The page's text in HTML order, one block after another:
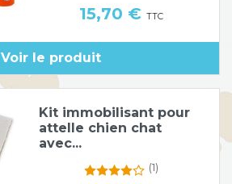
Prix
15,70 € TTC
Voir le produit
Kit immobilisant pour
attelle chien chat
avec...
(1)